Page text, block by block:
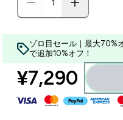
ゾロ目セール｜最大70%
で追加10%オフ！
¥7,290‎